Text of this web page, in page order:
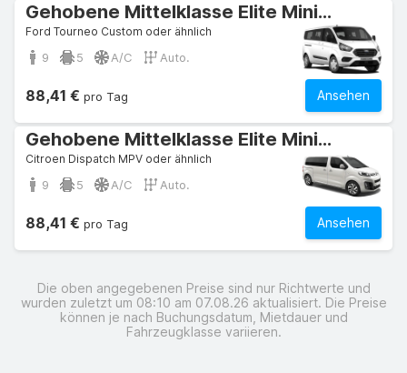
Gehobene Mittelklasse Elite Minibus
Ford Tourneo Custom oder ähnlich
9 5 A/C Auto.
Ansehen
88,41 € pro Tag
Gehobene Mittelklasse Elite Minibus
Citroen Dispatch MPV oder ähnlich
9 5 A/C Auto.
Ansehen
88,41 € pro Tag
Die oben angegebenen Preise sind nur Richtwerte und
wurden zuletzt um 08:10 am 07.08.26 aktualisiert. Die Preise
können je nach Buchungsdatum, Mietdauer und
Fahrzeugklasse variieren.